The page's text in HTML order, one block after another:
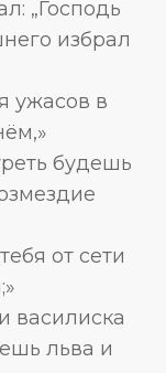
„Господь
избрал
ужасов в
будешь
от сети
василиска
льва и